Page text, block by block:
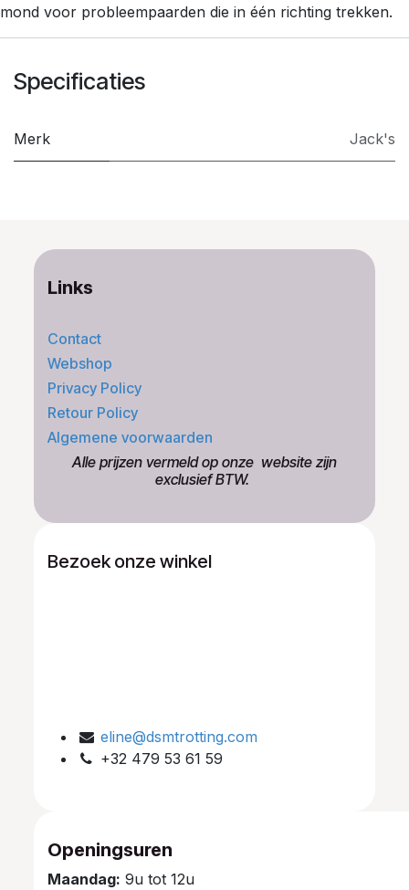
mond voor probleempaarden die in één richting trekken.
Specificaties
Merk Jack's
Links
Contact
Webshop
Privacy Policy
Retour Policy
Algemene voorwaarden
​Alle prijzen vermeld op onze ​website zijn
exclusief BTW.
Bezoek onze winkel
eline@dsmtrotting.com
+32 479 53 61 59
Openingsuren
Maandag: 9u tot 12u